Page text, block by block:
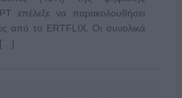
επέλεξε να παρακολουθήσει
από το ERTFLIX. Οι συνολικά
[…]